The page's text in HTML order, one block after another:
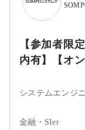
【参加者限
内有】【オ
イン画面に
分～
システムエンジ
金融・SIer